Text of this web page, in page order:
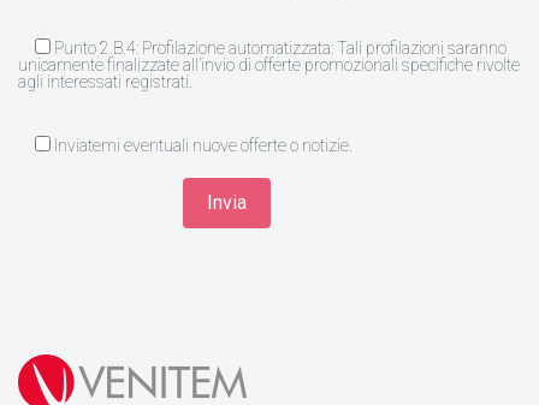
Punto 2.B.4: Profilazione automatizzata: Tali profilazioni saranno
unicamente finalizzate all’invio di offerte promozionali specifiche rivolte
agli interessati registrati.
Inviatemi eventuali nuove offerte o notizie.